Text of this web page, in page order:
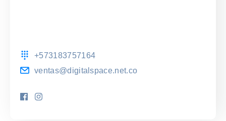
+573183757164
ventas@digitalspace.net.co